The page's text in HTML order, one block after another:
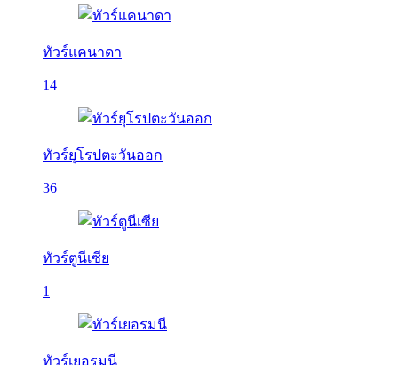
ทัวร์แคนาดา
14
ทัวร์ยุโรปตะวันออก
36
ทัวร์ตูนีเซีย
1
ทัวร์เยอรมนี